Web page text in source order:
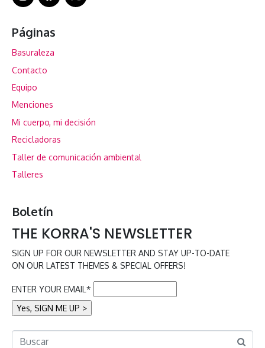
Páginas
Basuraleza
Contacto
Equipo
Menciones
Mi cuerpo, mi decisión
Recicladoras
Taller de comunicación ambiental
Talleres
Boletín
THE KORRA'S NEWSLETTER
SIGN UP FOR OUR NEWSLETTER AND STAY UP-TO-DATE
ON OUR LATEST THEMES & SPECIAL OFFERS!
ENTER YOUR EMAIL*